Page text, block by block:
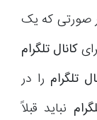
صورتی که یک
کانال تلگرام
تلگرام را در
نباید قبلاً